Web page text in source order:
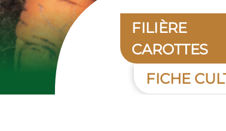
FILIÈRE
CAROTTES
FICHE